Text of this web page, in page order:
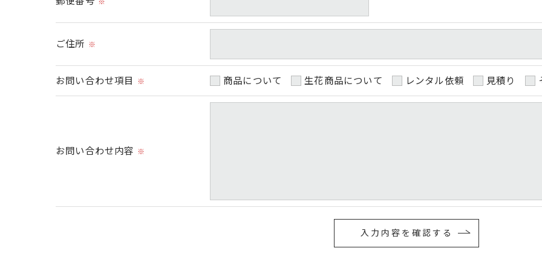
＜個人情報の開示･訂正・削除･利用停止の手続について＞
当社では、お客様の個人情報の開示･訂正･削除・利用停止の手続を定めさせて頂いております。
ご本人である事を確認のうえ、対応させて頂きます。
個人情報の開示･訂正･削除・利用停止の具体的手続きにつきましては、お電話でお問合せ下さい。
ご住所 ※
お問い合わせ項目 ※ 商品について 生花商品について レンタル依頼 見積り
お問い合わせ内容 ※